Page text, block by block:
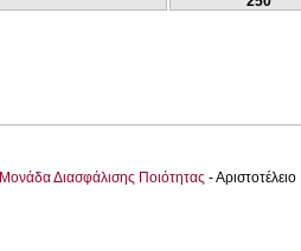
Μονάδα Διασφάλισης Ποιότητας -